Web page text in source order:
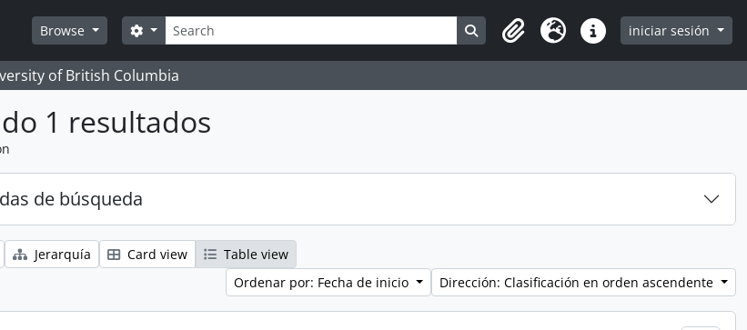
Browse
Búsqueda
Search options Search in browse page
Clipboard
Idioma Enlaces rápidos
iniciar sesión
of British Columbia
1 resultados
de búsqueda
Jerarquía Card view
Table view
Ordenar por: Fecha de inicio
Dirección: Clasificación en orden ascendente